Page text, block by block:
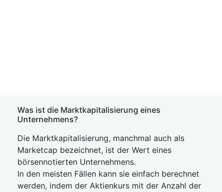
Was ist die Marktkapitalisierung eines
Unternehmens?
Die Marktkapitalisierung, manchmal auch als
Marketcap bezeichnet, ist der Wert eines
börsennotierten Unternehmens.
In den meisten Fällen kann sie einfach berechnet
werden, indem der Aktienkurs mit der Anzahl der